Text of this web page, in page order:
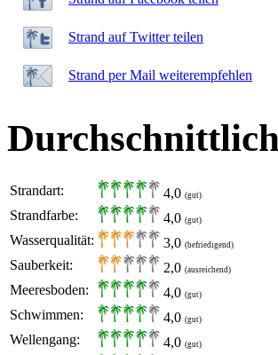
Strand auf Twitter teilen
Strand per Mail weiterempfehlen
Strandart: 4,0 (gut)
Strandfarbe: 4,0 (gut)
Wasserqualität: 3,0 (befriedigend)
Sauberkeit: 2,0 (ausreichend)
Meeresboden: 4,0 (gut)
Schwimmen: 4,0 (gut)
Wellengang: 4,0 (gut)